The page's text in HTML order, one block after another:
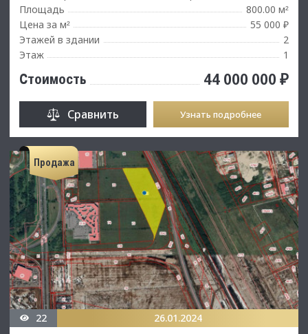
Площадь
800.00 м²
Цена за м²
55 000 ₽
Этажей в здании
2
Этаж
1
Стоимость 44 000 000 ₽
Сравнить Узнать подробнее
Продажа
22 26.01.2024